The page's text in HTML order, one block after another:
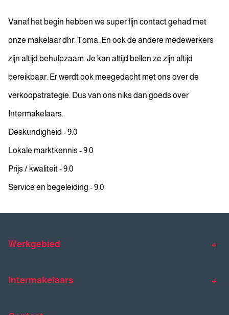
Vanaf het begin hebben we super fijn contact gehad met
onze makelaar dhr. Toma. En ook de andere medewerkers
zijn altijd behulpzaam. Je kan altijd bellen ze zijn altijd
bereikbaar. Er werdt ook meegedacht met ons over de
verkoopstrategie. Dus van ons niks dan goeds over
Intermakelaars.
Deskundigheid - 9.0
Lokale marktkennis - 9.0
Prijs / kwaliteit - 9.0
Service en begeleiding - 9.0
Werkgebied
Intermakelaars